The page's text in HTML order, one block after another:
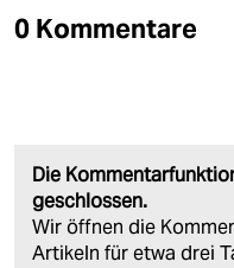
0 Kommentare
Die
geschlossen.
Wir öffnen die
Artikeln für etwa drei